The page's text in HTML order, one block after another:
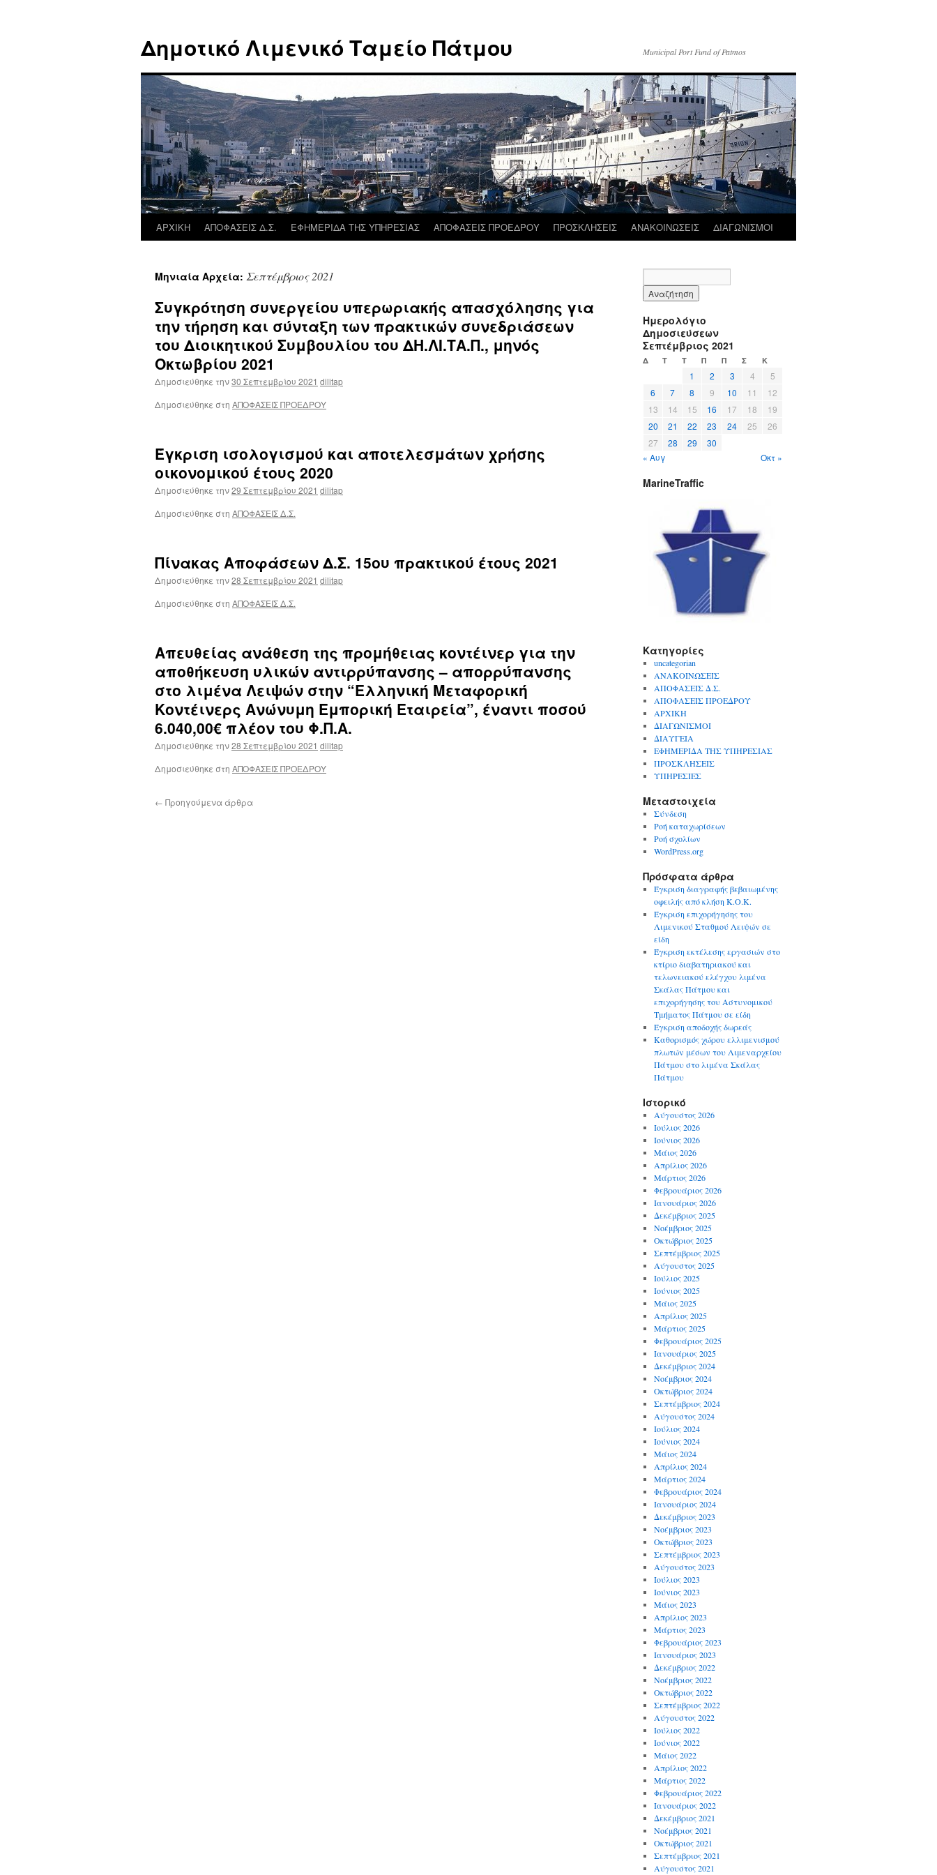
περιεχόμενο
Δημοτικό Λιμενικό Ταμείο Πάτμου Municipal Port Fund of Patmos
ΑΡΧΙΚΗ ΑΠΟΦΑΣΕΙΣ Δ.Σ. ΕΦΗΜΕΡΙΔΑ ΤΗΣ ΥΠΗΡΕΣΙΑΣ ΑΠΟΦΑΣΕΙΣ ΠΡΟΕΔΡΟΥ ΠΡΟΣΚΛΗΣΕΙΣ ΑΝΑΚΟΙΝΩΣΕΙΣ ΔΙΑΓΩΝΙΣΜΟΙ
Μηνιαία Αρχεία: Σεπτέμβριος 2021
Συγκρότηση συνεργείου υπερωριακής απασχόλησης για
την τήρηση και σύνταξη των πρακτικών συνεδριάσεων
του Διοικητικού Συμβουλίου του ΔΗ.ΛΙ.ΤΑ.Π., μηνός
Οκτωβρίου 2021
Δημοσιεύθηκε την30 Σεπτεμβρίου 2021 dilitap
Δημοσιεύθηκε στη ΑΠΟΦΑΣΕΙΣ ΠΡΟΕΔΡΟΥ
Έγκριση ισολογισμού και αποτελεσμάτων χρήσης
οικονομικού έτους 2020
Δημοσιεύθηκε την29 Σεπτεμβρίου 2021 dilitap
Δημοσιεύθηκε στη ΑΠΟΦΑΣΕΙΣ Δ.Σ.
Πίνακας Αποφάσεων Δ.Σ. 15ου πρακτικού έτους 2021
Δημοσιεύθηκε την28 Σεπτεμβρίου 2021 dilitap
Δημοσιεύθηκε στη ΑΠΟΦΑΣΕΙΣ Δ.Σ.
Απευθείας ανάθεση της προμήθειας κοντέινερ για την
αποθήκευση υλικών αντιρρύπανσης – απορρύπανσης
στο λιμένα Λειψών στην “Ελληνική Μεταφορική
Κοντέινερς Ανώνυμη Εμπορική Εταιρεία”, έναντι ποσού
6.040,00€ πλέον του Φ.Π.Α.
Δημοσιεύθηκε την28 Σεπτεμβρίου 2021 dilitap
Δημοσιεύθηκε στη ΑΠΟΦΑΣΕΙΣ ΠΡΟΕΔΡΟΥ
← Προηγούμενα άρθρα
Ημερολόγιο
Δημοσιεύσεων
Σεπτέμβριος 2021
Δ Τ Τ Π Π Σ Κ
1 2 3 4
5
6
7 8 9 10 11
12
13
14 15 16 17 18
19
20
21 22 23 24 25
26
27
28 29
30
« Αυγ
Οκτ »
MarineTraffic
Kατηγορίες
uncategorian
ΑΝΑΚΟΙΝΩΣΕΙΣ
ΑΠΟΦΑΣΕΙΣ Δ.Σ.
ΑΠΟΦΑΣΕΙΣ ΠΡΟΕΔΡΟΥ
ΑΡΧΙΚΗ
ΔΙΑΓΩΝΙΣΜΟΙ
ΔΙΑΥΓΕΙΑ
ΕΦΗΜΕΡΙΔΑ ΤΗΣ ΥΠΗΡΕΣΙΑΣ
ΠΡΟΣΚΛΗΣΕΙΣ
ΥΠΗΡΕΣΙΕΣ
Μεταστοιχεία
Σύνδεση
Ροή καταχωρίσεων
Ροή σχολίων
WordPress.org
Πρόσφατα άρθρα
Έγκριση διαγραφής βεβαιωμένης
οφειλής από κλήση Κ.Ο.Κ.
Έγκριση επιχορήγησης του
Λιμενικού Σταθμού Λειψών σε
είδη
Έγκριση εκτέλεσης εργασιών στο
κτίριο διαβατηριακού και
τελωνειακού ελέγχου λιμένα
Σκάλας Πάτμου και
επιχορήγησης του Αστυνομικού
Τμήματος Πάτμου σε είδη
Έγκριση αποδοχής δωρεάς
Καθορισμός χώρου ελλιμενισμού
πλωτών μέσων του Λιμεναρχείου
Πάτμου στο λιμένα Σκάλας
Πάτμου
Ιστορικό
Αύγουστος 2026
Ιούλιος 2026
Ιούνιος 2026
Μάιος 2026
Απρίλιος 2026
Μάρτιος 2026
Φεβρουάριος 2026
Ιανουάριος 2026
Δεκέμβριος 2025
Νοέμβριος 2025
Οκτώβριος 2025
Σεπτέμβριος 2025
Αύγουστος 2025
Ιούλιος 2025
Ιούνιος 2025
Μάιος 2025
Απρίλιος 2025
Μάρτιος 2025
Φεβρουάριος 2025
Ιανουάριος 2025
Δεκέμβριος 2024
Νοέμβριος 2024
Οκτώβριος 2024
Σεπτέμβριος 2024
Αύγουστος 2024
Ιούλιος 2024
Ιούνιος 2024
Μάιος 2024
Απρίλιος 2024
Μάρτιος 2024
Φεβρουάριος 2024
Ιανουάριος 2024
Δεκέμβριος 2023
Νοέμβριος 2023
Οκτώβριος 2023
Σεπτέμβριος 2023
Αύγουστος 2023
Ιούλιος 2023
Ιούνιος 2023
Μάιος 2023
Απρίλιος 2023
Μάρτιος 2023
Φεβρουάριος 2023
Ιανουάριος 2023
Δεκέμβριος 2022
Νοέμβριος 2022
Οκτώβριος 2022
Σεπτέμβριος 2022
Αύγουστος 2022
Ιούλιος 2022
Ιούνιος 2022
Μάιος 2022
Απρίλιος 2022
Μάρτιος 2022
Φεβρουάριος 2022
Ιανουάριος 2022
Δεκέμβριος 2021
Νοέμβριος 2021
Οκτώβριος 2021
Σεπτέμβριος 2021
Αύγουστος 2021